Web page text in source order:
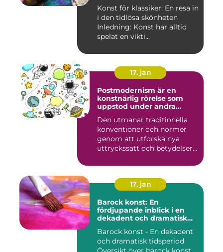
Konst för klassiker: En resa in
i den tidlösa skönheten
Inledning: Konst har alltid
spelat en vikti...
17. jan
Postmodernism är en
konstnärlig rörelse som
uppstod under andra
fortsätter att påverka
samtida konstvärlden
Den utmanar traditionella
konventioner och normer
genom att utforska nya
uttryckssätt och betydelser...
17. jan
Barock konst: En
fördjupande inblick i en
dekadent och dramatisk
Barock konst - En dekadent
och dramatisk tidsperiod